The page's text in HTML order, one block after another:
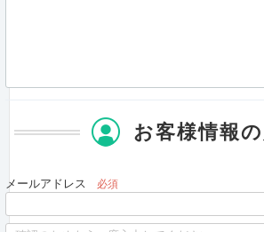
お客様情報
メールアドレス 必須